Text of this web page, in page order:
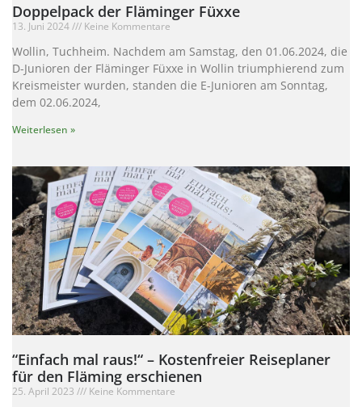
Doppelpack der Fläminger Füxxe
13. Juni 2024 Keine Kommentare
Wollin, Tuchheim. Nachdem am Samstag, den 01.06.2024, die
D-Junioren der Fläminger Füxxe in Wollin triumphierend zum
Kreismeister wurden, standen die E-Junioren am Sonntag,
dem 02.06.2024,
Weiterlesen »
“Einfach mal raus!“ – Kostenfreier Reiseplaner
für den Fläming erschienen
25. April 2023 Keine Kommentare